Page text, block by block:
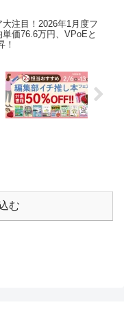
イナ制度の変更点を分
します。
注目！2026年1月度フ
単価76.6万円、VPoEと
！
む